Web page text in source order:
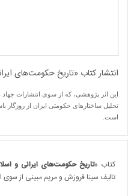
انتشار کتاب «تاریخ حکومت‌های
این اثر پژوهشی، که از سوی انتشارات
تحلیل ساختارهای حکومتی ایران از روزگار
است.
کتاب «تاریخ حکومت‌های ایرانی و
تالیف سینا فروزش و مریم مبینی از